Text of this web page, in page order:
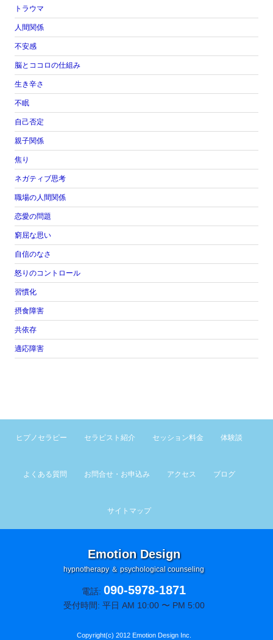
トラウマ
人間関係
不安感
脳とココロの仕組み
生き辛さ
不眠
自己否定
親子関係
焦り
ネガティブ思考
職場の人間関係
恋愛の問題
窮屈な思い
自信のなさ
怒りのコントロール
習慣化
摂食障害
共依存
適応障害
ヒプノセラピー セラピスト紹介 セッション料金 体験談
よくある質問 お問合せ・お申込み アクセス ブログ
サイトマップ
Emotion Design
hypnotherapy ＆ psychological counseling
電話:090-5978-1871
受付時間: 平日 AM 10:00 〜 PM 5:00
Copyright(c) 2012 Emotion Design Inc.